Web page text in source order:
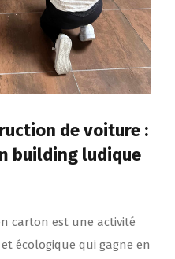
de voiture :
building ludique
carton est une activité
écologique qui gagne en